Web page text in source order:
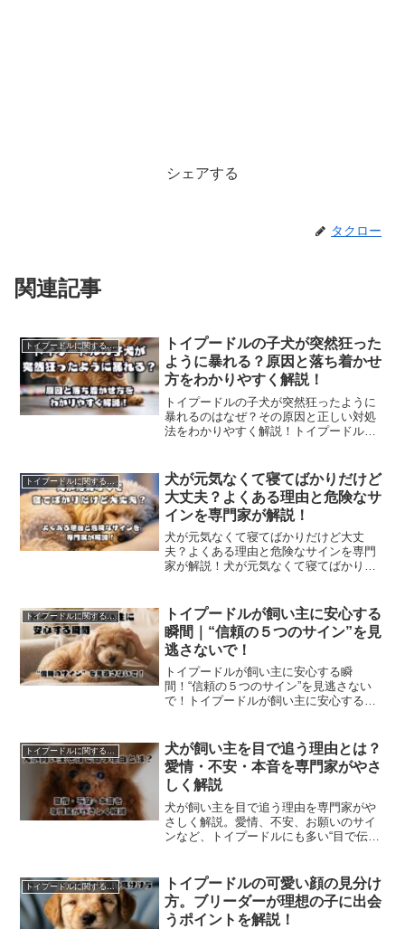
シェアする
タクロー
関連記事
トイプードルに関すること
トイプードルの子犬が突然狂った
ように暴れる？原因と落ち着かせ
方をわかりやすく解説！
トイプードルの子犬が突然狂ったように
暴れるのはなぜ？その原因と正しい対処
法をわかりやすく解説！トイプードルの
子犬が突然狂ったように暴れる？原因と
落ち着かせ方をわかりやすく解説！
犬が元気なくて寝てばかりだけど
大丈夫？よくある理由と危険なサ
インを専門家が解説！
犬が元気なくて寝てばかりだけど大丈
夫？よくある理由と危険なサインを専門
家が解説！犬が元気なくて寝てばかりだ
だけど大丈夫？よくある理由と危険なサ
インを専門家がやさしく解説します。
トイプードルに関すること
トイプードルが飼い主に安心する
瞬間｜“信頼の５つのサイン”を見
逃さないで！
トイプードルが飼い主に安心する瞬
間！“信頼の５つのサイン”を見逃さない
で！トイプードルが飼い主に安心する瞬
に安心する瞬間｜“信頼の５つのサイン”を
見逃さないで！ではどうぞ。
トイプードルに関すること
犬が飼い主を目で追う理由とは？
愛情・不安・本音を専門家がやさ
しく解説
犬が飼い主を目で追う理由を専門家がや
さしく解説。愛情、不安、お願いのサイ
ンなど、トイプードルにも多い“目で伝え
本音を専門家がやさしく解説。ではどう
ぞ。
トイプードルに関すること
トイプードルの可愛い顔の見分け
方。ブリーダーが理想の子に出会
うポイントを解説！